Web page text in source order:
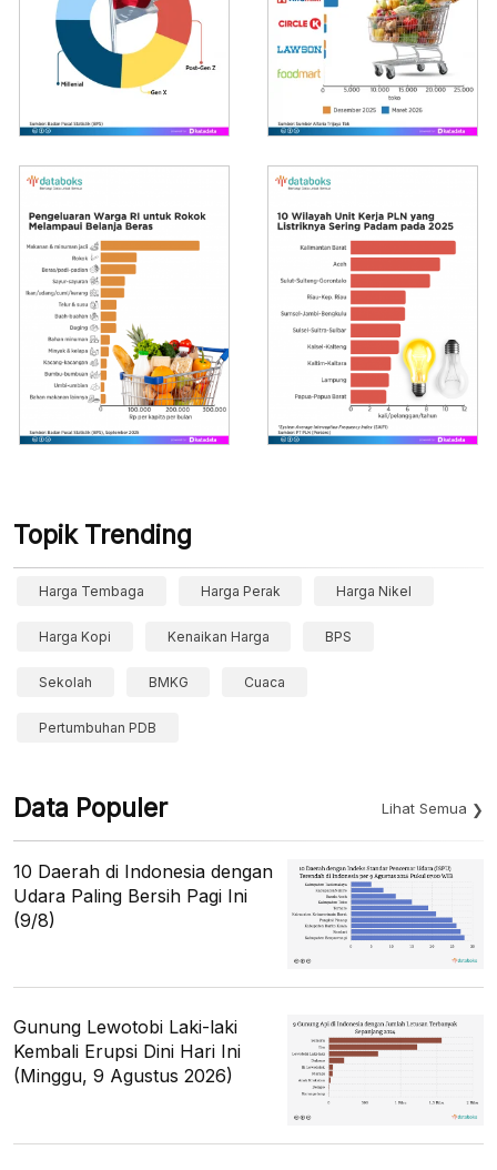
Topik Trending
Harga Tembaga Harga Perak Harga Nikel
Harga Kopi Kenaikan Harga BPS
Sekolah BMKG Cuaca
Pertumbuhan PDB
Data Populer Lihat Semua
10 Daerah di Indonesia dengan
Udara Paling Bersih Pagi Ini
(9/8)
Gunung Lewotobi Laki-laki
Kembali Erupsi Dini Hari Ini
(Minggu, 9 Agustus 2026)